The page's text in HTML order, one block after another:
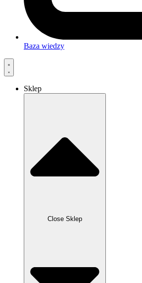
Baza wiedzy
Sklep
Close Sklep